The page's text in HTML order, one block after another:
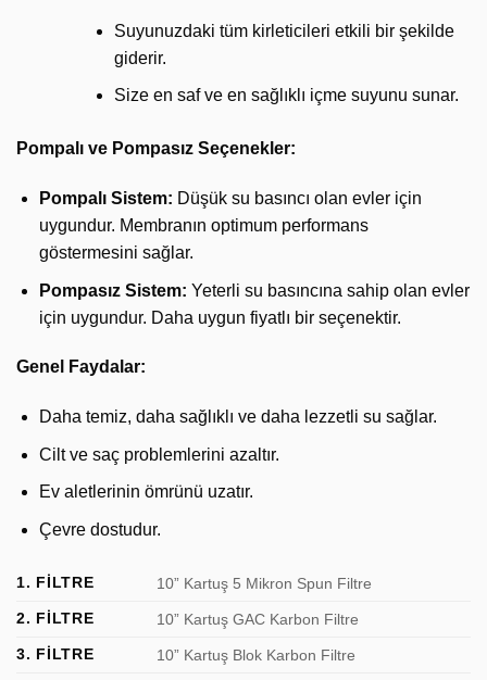
Suyunuzdaki tüm kirleticileri etkili bir şekilde
giderir.
Size en saf ve en sağlıklı içme suyunu sunar.
Pompalı ve Pompasız Seçenekler:
Pompalı Sistem: Düşük su basıncı olan evler için
uygundur. Membranın optimum performans
göstermesini sağlar.
Pompasız Sistem: Yeterli su basıncına sahip olan evler
için uygundur. Daha uygun fiyatlı bir seçenektir.
Genel Faydalar:
Daha temiz, daha sağlıklı ve daha lezzetli su sağlar.
Cilt ve saç problemlerini azaltır.
Ev aletlerinin ömrünü uzatır.
Çevre dostudur.
1. FİLTRE
10” Kartuş 5 Mikron Spun Filtre
2. FİLTRE
10” Kartuş GAC Karbon Filtre
3. FİLTRE
10” Kartuş Blok Karbon Filtre